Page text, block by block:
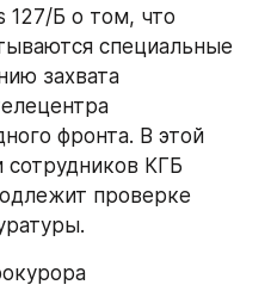
127/Б о том, что
специальные
захвата
фронта. В этой
сотрудников КГБ
проверке